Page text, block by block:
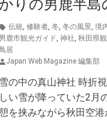
かりの男鹿半島
伝統, 修験者, 冬, 冬の風景, 境
男鹿市観光ガイド, 神社, 秋田県
居
Japan Web Magazine 編集部
雪の中の真山神社 時折
しい雪が降っていた2月
を挟みながら秋田空